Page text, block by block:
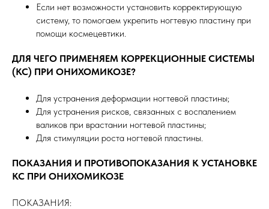
Если нет возможности установить корректирующую
систему, то помогаем укрепить ногтевую пластину при
помощи космецевтики.
ДЛЯ ЧЕГО ПРИМЕНЯЕМ КОРРЕКЦИОННЫЕ СИСТЕМЫ
(КС) ПРИ ОНИХОМИКОЗЕ?
Для устранения деформации ногтевой пластины;
Для устранения рисков, связанных с воспалением
валиков при врастании ногтевой пластины;
Для стимуляции роста ногтевой пластины.
ПОКАЗАНИЯ И ПРОТИВОПОКАЗАНИЯ К УСТАНОВКЕ
КС ПРИ ОНИХОМИКОЗЕ
ПОКАЗАНИЯ: